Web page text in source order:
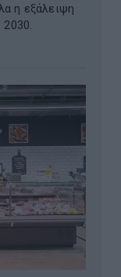
η εξάλειψη